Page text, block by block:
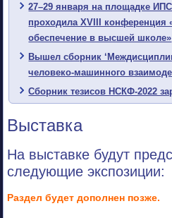
27–29 января на площадке
проходила XVIII конференция
обеспечение в высшей школе»
Вышел сборник
человеко-машинного
Сборник тезисов НСКФ-2022
Выставка
На выставке будут
следующие экспозиции:
Раздел будет дополнен позже.